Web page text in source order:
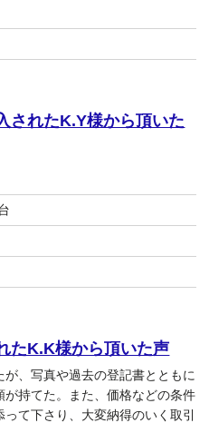
されたK.Y様から頂いた
たK.K様から頂いた声
、写真や過去の登記書とともに
持てた。また、価格などの条件
て下さり、大変納得のいく取引